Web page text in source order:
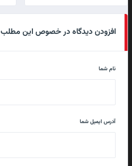
افزودن دیدگاه در خصوص این مطلب
نام شما
آدرس ایمیل شما